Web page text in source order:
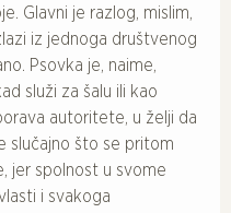
Glavni je razlog, mislim,
iz jednoga društvenog
Psovka je, naime,
služi za šalu ili kao
autoritete, u želji da
slučajno što se pritom
jer spolnost u svome
i svakoga